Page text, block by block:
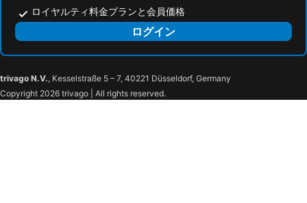
ロイヤルティ料金プランと会員価格
ログイン
trivago N.V., Kesselstraße 5 – 7, 40221 Düsseldorf, Germany
Copyright 2026 trivago | All rights reserved.